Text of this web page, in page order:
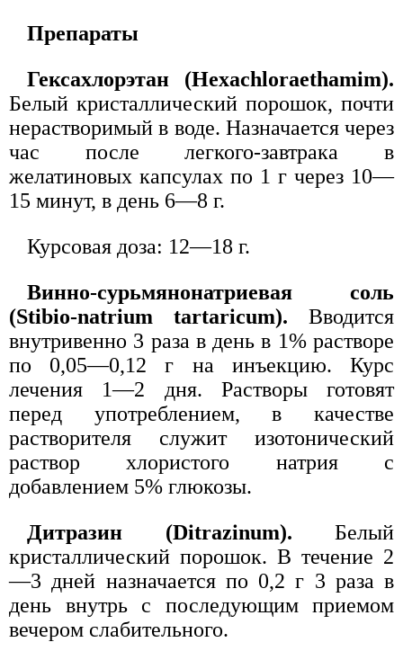
Препараты
Гексахлорэтан (Hexachloraethamim).
Белый кристаллический порошок, почти
нерастворимый в воде. Назначается через
час после легкого-завтрака в
желатиновых капсулах по 1 г через 10—
15 минут, в день 6—8 г.
Курсовая доза: 12—18 г.
Винно-сурьмянонатриевая соль
(Stibio-natrium tartaricum). Вводится
внутривенно 3 раза в день в 1% растворе
по 0,05—0,12 г на инъекцию. Курс
лечения 1—2 дня. Растворы готовят
перед употреблением, в качестве
растворителя служит изотонический
раствор хлористого натрия с
добавлением 5% глюкозы.
Дитразин (Ditrazinum). Белый
кристаллический порошок. В течение 2
—3 дней назначается по 0,2 г 3 раза в
день внутрь с последующим приемом
вечером слабительного.